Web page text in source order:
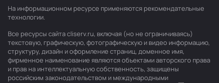
На информационном ресурсе применяются рекомендательные
технологии.
Все ресурсы сайта cliserv.ru, включая (но не ограничиваясь)
текстовую, графическую, фотографическую и видео информацию,
структуру, дизайн и оформление страниц, доменное имя,
фирменное наименование являются объектами авторского права
и прав на интеллектуальную собственность, защищены
российским законодательством и международными